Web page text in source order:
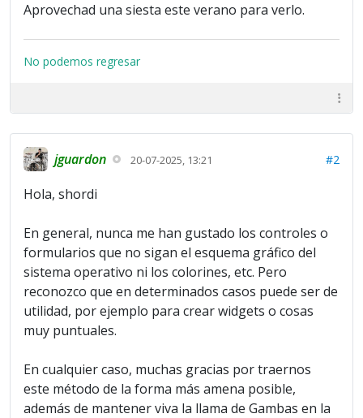
Aprovechad una siesta este verano para verlo.
No podemos regresar
jguardon 20-07-2025, 13:21 #2
Hola, shordi
En general, nunca me han gustado los controles o
formularios que no sigan el esquema gráfico del
sistema operativo ni los colorines, etc. Pero
reconozco que en determinados casos puede ser de
utilidad, por ejemplo para crear widgets o cosas
muy puntuales.
En cualquier caso, muchas gracias por traernos
este método de la forma más amena posible,
además de mantener viva la llama de Gambas en la